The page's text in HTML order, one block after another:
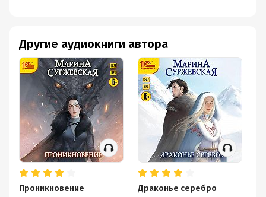
Другие аудиокниги автора
Проникновение
Драконье серебро